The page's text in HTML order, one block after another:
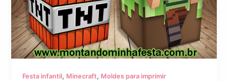
Festa infantil, Minecraft, Moldes para imprimir